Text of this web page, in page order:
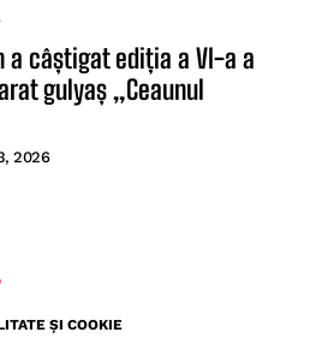
a câștigat ediția a VI-a a
gulyaș „Ceaunul
2026
ŞI COOKIE